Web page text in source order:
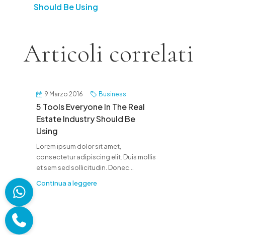
Should Be Using
Articoli correlati
9 Marzo 2016 Business
5 Tools Everyone In The Real
Estate Industry Should Be
Using
Lorem ipsum dolor sit amet,
consectetur adipiscing elit. Duis mollis
et sem sed sollicitudin. Donec...
Continua a leggere